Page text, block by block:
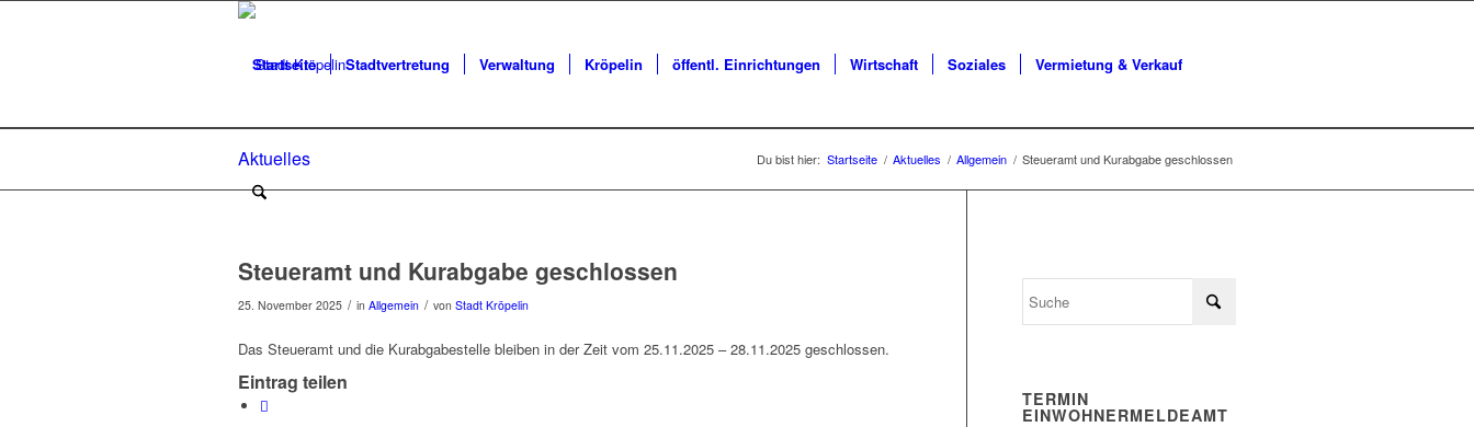
Startseite Stadtvertretung Verwaltung Kröpelin öffentl. Einrichtungen Wirtschaft Soziales Vermietung & Verkauf
Aktuelles Du bist hier: Startseite / Aktuelles / Allgemein / Steueramt und Kurabgabe geschlossen
Steueramt und Kurabgabe geschlossen
25. November 2025 / in Allgemein / von Stadt Kröpelin
Das Steueramt und die Kurabgabestelle bleiben in der Zeit vom 25.11.2025 – 28.11.2025 geschlossen.
Eintrag teilen
TERMIN
EINWOHNERMELDEAMT